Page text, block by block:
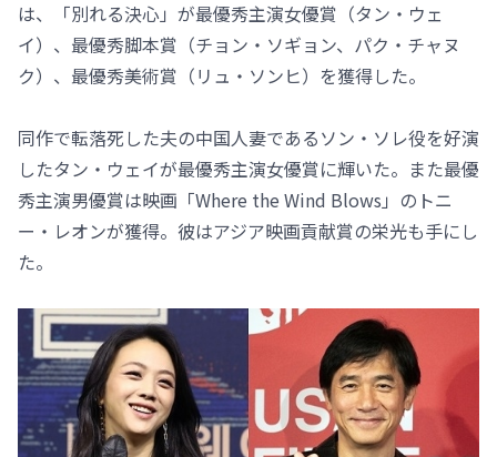
は、「別れる決心」が最優秀主演女優賞（タン・ウェ
イ）、最優秀脚本賞（チョン・ソギョン、パク・チャヌ
ク）、最優秀美術賞（リュ・ソンヒ）を獲得した。
同作で転落死した夫の中国人妻であるソン・ソレ役を好演
したタン・ウェイが最優秀主演女優賞に輝いた。また最優
秀主演男優賞は映画「Where the Wind Blows」のトニ
ー・レオンが獲得。彼はアジア映画貢献賞の栄光も手にし
た。